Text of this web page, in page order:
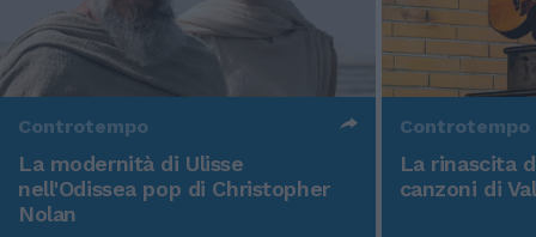
Controtempo
La modernità di Ulisse
nell'Odissea pop di Christopher
Nolan
Controtempo
La rinascita
canzoni di